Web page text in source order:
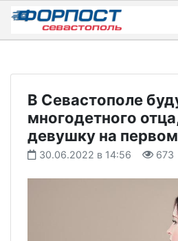
Skip
content
В Севастополе
многодетного
девушку на
30.06.2022 в 14:56 673